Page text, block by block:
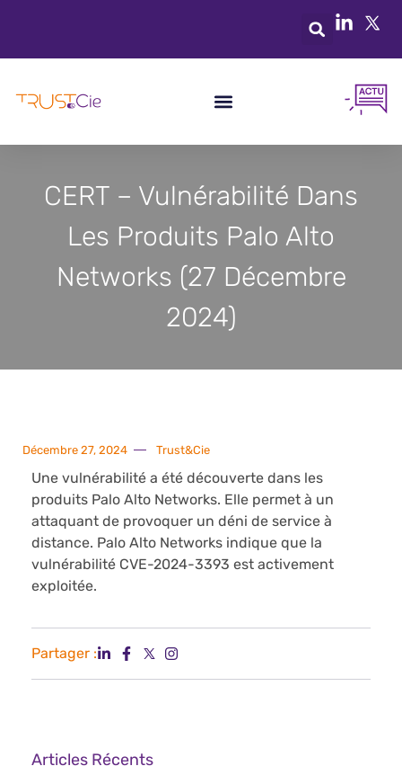
CERT – Vulnérabilité Dans
Les Produits Palo Alto
Networks (27 Décembre
2024)
Décembre 27, 2024 Trust&Cie
Une vulnérabilité a été découverte dans les
produits Palo Alto Networks. Elle permet à un
attaquant de provoquer un déni de service à
distance. Palo Alto Networks indique que la
vulnérabilité CVE-2024-3393 est activement
exploitée.
Partager :
Articles Récents